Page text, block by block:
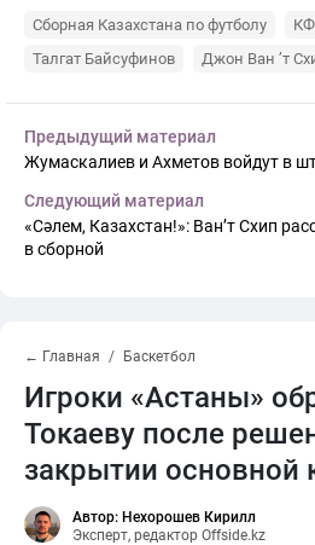
Сборная Казахстана по футболу
Талгат Байсуфинов
Джон Ван ’т
Предыдущий материал
Жумаскалиев и Ахметов войдут в
Следующий материал
«Сәлем, Казахстан!»: Ван’т Схип
в сборной
← Главная Баскетбол
Игроки «Астаны»
Токаеву после
закрытии основной
Автор: Нехорошев Кирилл
Эксперт, редактор Offside.kz